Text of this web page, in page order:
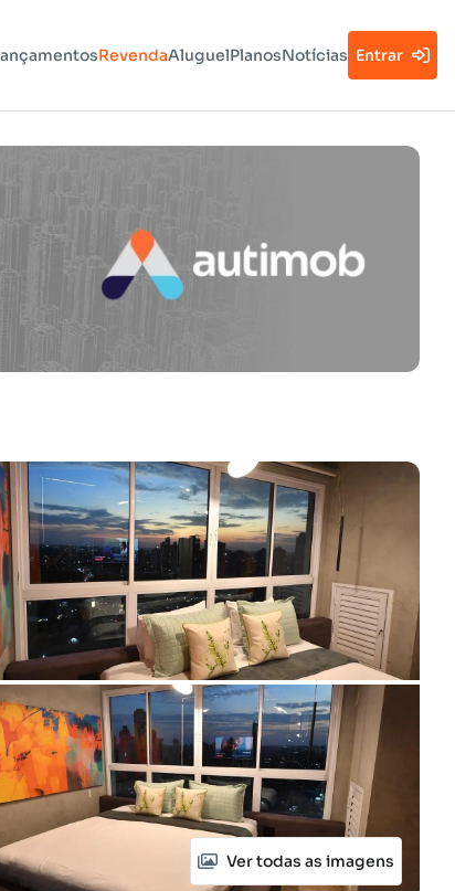
RevendaAluguelPlanosNotícias Entrar
Ver todas as imagens